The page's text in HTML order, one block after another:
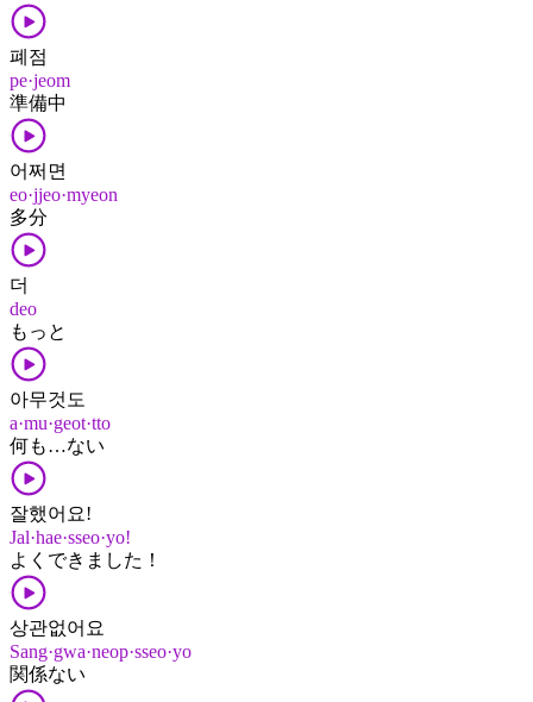
폐점
pe·jeom
準備中
어쩌면
eo·jjeo·myeon
多分
더
deo
もっと
아무것도
a·mu·geot·tto
何​も​…ない
잘했어요!
Jal·hae·sseo·yo!
よく​できました！
상관없어요
Sang·gwa·neop·sseo·yo
関係​ない